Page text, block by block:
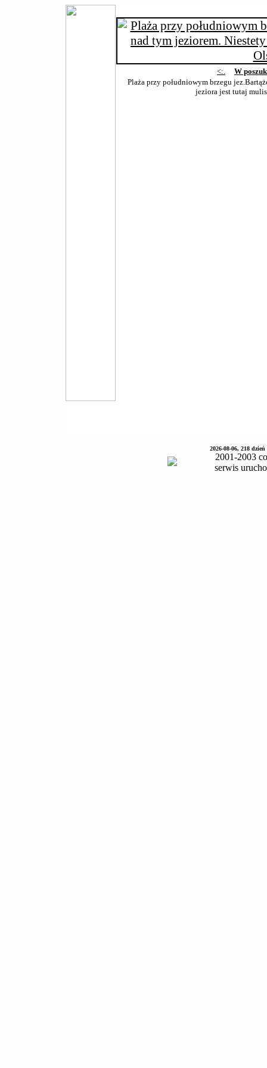
<:.
W
Plaża przy południowym brzegu
jeziora jest tutaj
2026-08-06, 218
2001-2003
serwis